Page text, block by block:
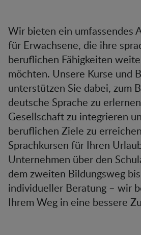
Wir bieten ein umfassendes
für Erwachsene, die ihre
beruflichen Fähigkeiten
möchten. Unsere Kurse und
unterstützen Sie dabei, zum
deutsche Sprache zu
Gesellschaft zu integrieren
beruflichen Ziele zu
Sprachkursen für Ihren
Unternehmen über den
dem zweiten Bildungsweg
individueller Beratung – wir
Ihrem Weg in eine bessere